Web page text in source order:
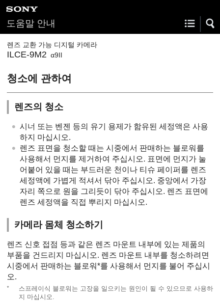
도움말 안내
렌즈 교환 가능 디지털 카메라
ILCE-9M2 α9II
청소에 관하여
렌즈의 청소
시너 또는 벤젠 등의 유기 용제가 함유된 세정액은 사용
하지 마십시오.
렌즈 표면을 청소할 때는 시중에서 판매하는 블로워를
사용해서 먼지를 제거하여 주십시오. 표면에 먼지가 눌
어붙어 있을 때는 부드러운 천이나 티슈 페이퍼를 렌즈
세정액에 가볍게 적셔서 닦아 주십시오. 중앙에서 가장
자리 쪽으로 원을 그리듯이 닦아 주십시오. 렌즈 표면에
렌즈 세정액을 직접 뿌리지 마십시오.
카메라 몸체 청소하기
렌즈 신호 접점 등과 같은 렌즈 마운트 내부에 있는 제품의
부품을 건드리지 마십시오. 렌즈 마운트 내부를 청소하려면
시중에서 판매하는 블로워*를 사용해서 먼지를 불어 주십시
오.
*
스프레이식 블로워는 고장을 일으키는 원인이 될 수 있으므로 사용하
지 마십시오.